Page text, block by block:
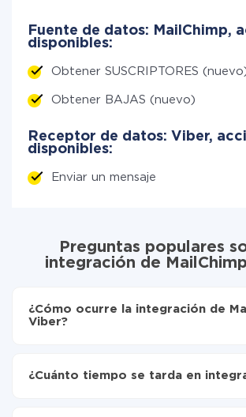
Fuente de datos: MailChimp,
disponibles:
Obtener SUSCRIPTORES
Obtener BAJAS (nuevo)
Receptor de datos: Viber,
disponibles:
Enviar un mensaje
Preguntas populares
integración de
¿Cómo ocurre la integración de
Viber?
Elija qué datos transferir de
¿Cuánto tiempo se tarda en